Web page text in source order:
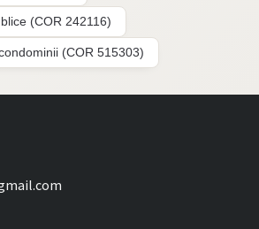
(COR 242116)
(COR 515303)